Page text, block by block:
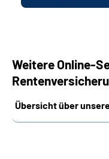
Weitere Online-
Übersicht über